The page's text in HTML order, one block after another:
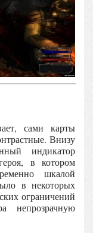
сами карты
Внизу
индикатор
в котором
шкалой
в некоторых
ограничений
непрозрачную